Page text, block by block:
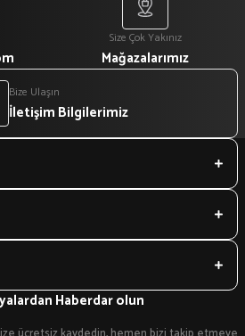
Size Çok Yakınız
Mağazalarımız
Bize Ulaşın
İletişim Bilgilerimiz
Haberdar olun